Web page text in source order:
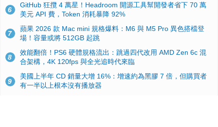
6
GitHub 狂攬 4 萬星！Headroom 開源工具幫開發者省下 70 萬
美元 API 費，Token 消耗暴降 92%
7
蘋果 2026 款 Mac mini 規格爆料：M6 與 M5 Pro 異色搭檔登
場！容量或將 512GB 起跳
8
效能翻倍！PS6 硬體規格流出：跳過四代改用 AMD Zen 6c 混
合架構，4K 120fps 與全光追時代來臨
9
美國上半年 CD 銷量大增 16%：增速約為黑膠 7 倍，但購買者
有一半以上根本沒有播放器